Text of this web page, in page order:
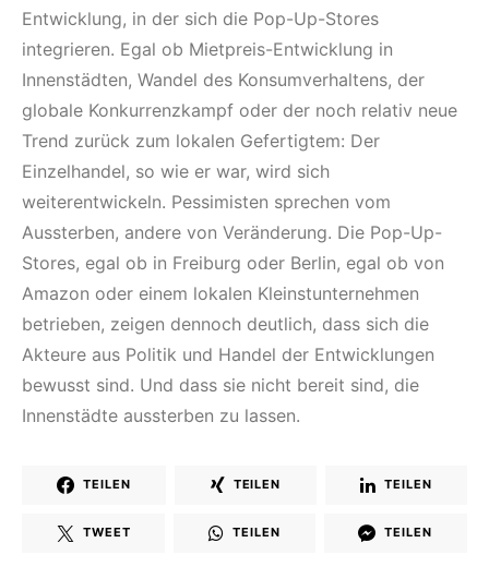
Entwicklung, in der sich die Pop-Up-Stores
integrieren. Egal ob Mietpreis-Entwicklung in
Innenstädten, Wandel des Konsumverhaltens, der
globale Konkurrenzkampf oder der noch relativ neue
Trend zurück zum lokalen Gefertigtem: Der
Einzelhandel, so wie er war, wird sich
weiterentwickeln. Pessimisten sprechen vom
Aussterben, andere von Veränderung. Die Pop-Up-
Stores, egal ob in Freiburg oder Berlin, egal ob von
Amazon oder einem lokalen Kleinstunternehmen
betrieben, zeigen dennoch deutlich, dass sich die
Akteure aus Politik und Handel der Entwicklungen
bewusst sind. Und dass sie nicht bereit sind, die
Innenstädte aussterben zu lassen.
TEILEN TEILEN TEILEN
TWEET TEILEN TEILEN